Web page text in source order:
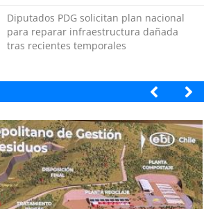
Diputados PDG solicitan plan nacional
para reparar infraestructura dañada
tras recientes temporales